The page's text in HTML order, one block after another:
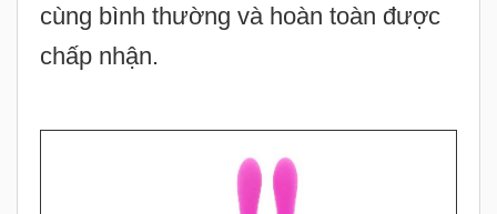
cùng bình thường và hoàn toàn được
chấp nhận.